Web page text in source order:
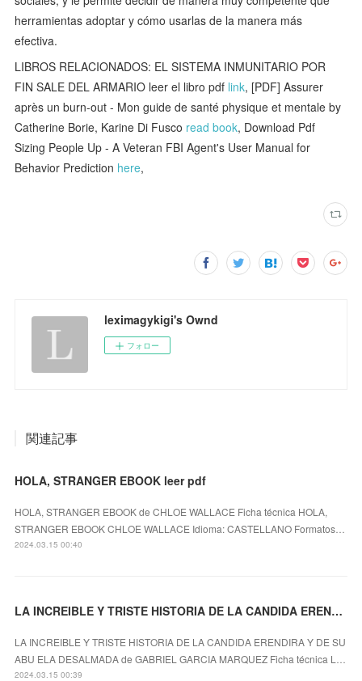
herramientas adoptar y cómo usarlas de la manera más
efectiva.
LIBROS RELACIONADOS: EL SISTEMA INMUNITARIO POR
FIN SALE DEL ARMARIO leer el libro pdf link, [PDF] Assurer
après un burn-out - Mon guide de santé physique et mentale by
Catherine Borie, Karine Di Fusco read book, Download Pdf
Sizing People Up - A Veteran FBI Agent's User Manual for
Behavior Prediction here,
leximagykigi's Ownd
フォロー
関連記事
HOLA, STRANGER EBOOK leer pdf
HOLA, STRANGER EBOOK de CHLOE WALLACE Ficha técnica HOLA,
STRANGER EBOOK CHLOE WALLACE Idioma: CASTELLANO Formatos…
2024.03.15 00:40
LA INCREIBLE Y TRISTE HISTORIA DE LA CANDIDA ERENDIRA Y DE SU ABU ELA DESALMADA leer pdf
LA INCREIBLE Y TRISTE HISTORIA DE LA CANDIDA ERENDIRA Y DE SU
ABU ELA DESALMADA de GABRIEL GARCIA MARQUEZ Ficha técnica L…
2024.03.15 00:39